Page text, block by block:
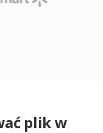
plik w